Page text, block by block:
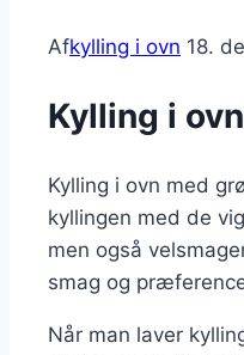
Afkylling i ovn 18.
Kylling i
Kylling i ovn med
kyllingen med de
men også
smag og
Når man laver